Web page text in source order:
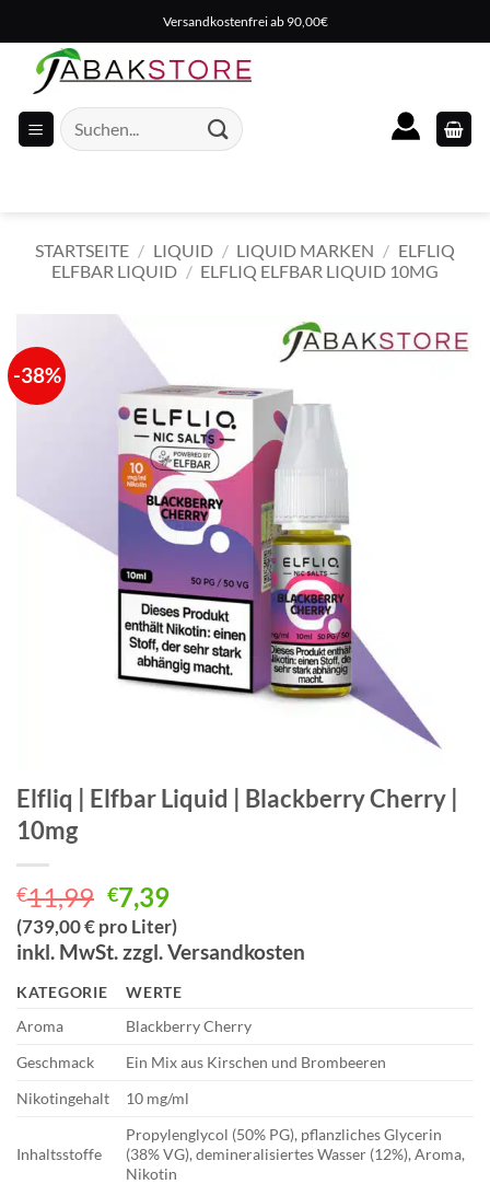
Inhalt
springen
Versandkostenfrei ab 90,00€
Suche
nach:
STARTSEITE / LIQUID / LIQUID MARKEN / ELFLIQ
ELFBAR LIQUID / ELFLIQ ELFBAR LIQUID 10MG
-38%
Elfliq | Elfbar Liquid | Blackberry Cherry |
10mg
€11,99 Ursprünglicher
Preis
war:
€7,39Aktueller
Preis
ist:
(739,00 € pro Liter)
inkl. MwSt. zzgl. Versandkosten
KATEGORIE
WERTE
Aroma
Blackberry Cherry
Geschmack
Ein Mix aus Kirschen und Brombeeren
Nikotingehalt
10 mg/ml
Inhaltsstoffe
Propylenglycol (50% PG), pflanzliches Glycerin
(38% VG), demineralisiertes Wasser (12%), Aroma,
Nikotin